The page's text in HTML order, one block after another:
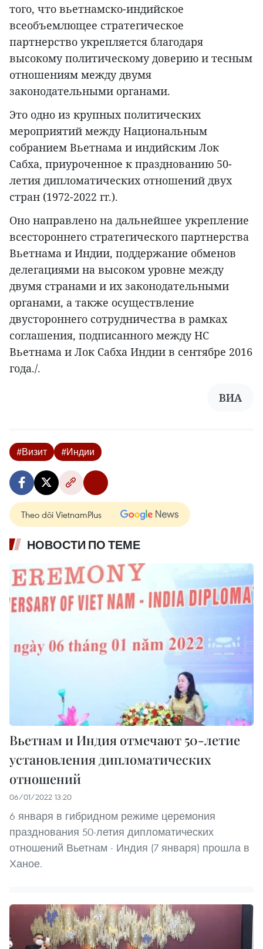
того, что вьетнамско-индийское
всеобъемлющее стратегическое
партнерство укрепляется благодаря
высокому политическому доверию и тесным
отношениям между двумя
законодательными органами.
Это одно из крупных политических
мероприятий между Национальным
собранием Вьетнама и индийским Лок
Сабха, приуроченное к празднованию 50-
летия дипломатических отношений двух
стран (1972-2022 гг.).
Оно направлено на дальнейшее укрепление
всестороннего стратегического партнерства
Вьетнама и Индии, поддержание обменов
делегациями на высоком уровне между
двумя странами и их законодательными
органами, а также осуществление
двустороннего сотрудничества в рамках
соглашения, подписанного между НС
Вьетнама и Лок Сабха Индии в сентябре 2016
года./.
ВИА
#Визит #Индии
Theo dõi VietnamPlus
НОВОСТИ ПО ТЕМЕ
Вьетнам и Индия отмечают 50-летие
установления дипломатических
отношений
06/01/2022 13:20
6 января в гибридном режиме церемония
празднования 50-летия дипломатических
отношений Вьетнам - Индия (7 января) прошла в
Ханое.